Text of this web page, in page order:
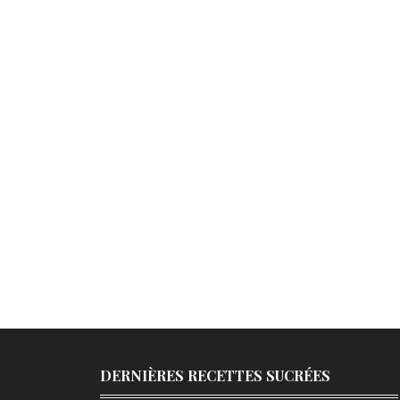
DERNIÈRES RECETTES SUCRÉES